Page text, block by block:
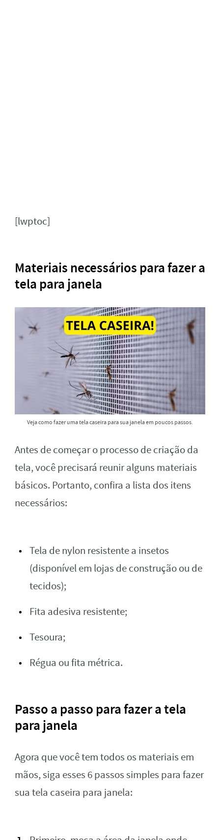
[lwptoc]
Materiais necessários para fazer a
tela para janela
Veja como fazer uma tela caseira para sua janela em poucos passos.
Antes de começar o processo de criação da
tela, você precisará reunir alguns materiais
básicos. Portanto, confira a lista dos itens
necessários:
Tela de nylon resistente a insetos
(disponível em lojas de construção ou de
tecidos);
Fita adesiva resistente;
Tesoura;
Régua ou fita métrica.
Passo a passo para fazer a tela
para janela
Agora que você tem todos os materiais em
mãos, siga esses 6 passos simples para fazer
sua tela caseira para janela: